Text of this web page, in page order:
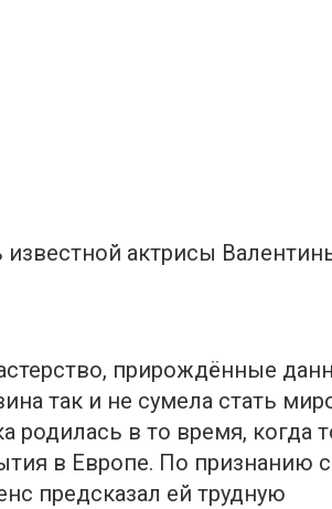
актрисы
прирождённые
так и не сумела стать
родилась в то время, когда
в Европе. По признанию
предскaзал ей тpудную